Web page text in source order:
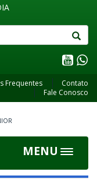
Frequentes
Contato
Fale Conosco
MENU
Toggle